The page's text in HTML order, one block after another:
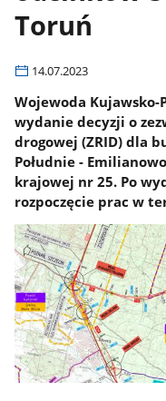
Toruń
14.07.2023
Wojewoda Kujawsko-
wydanie decyzji o
drogowej (ZRID) dla
Południe -
krajowej nr 25. Po
rozpoczęcie prac w